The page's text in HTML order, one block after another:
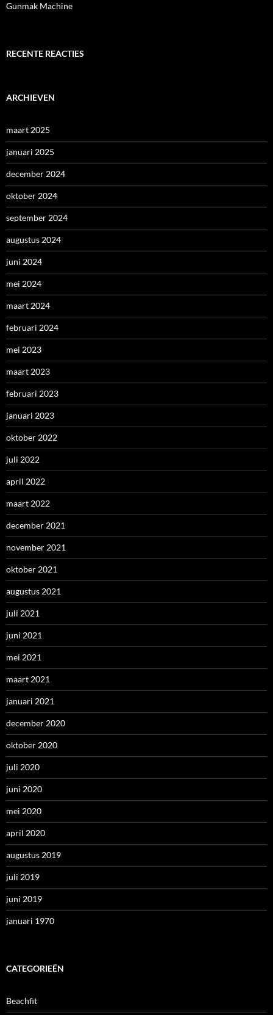
Gunmak Machine
RECENTE REACTIES
ARCHIEVEN
maart 2025
januari 2025
december 2024
oktober 2024
september 2024
augustus 2024
juni 2024
mei 2024
maart 2024
februari 2024
mei 2023
maart 2023
februari 2023
januari 2023
oktober 2022
juli 2022
april 2022
maart 2022
december 2021
november 2021
oktober 2021
augustus 2021
juli 2021
juni 2021
mei 2021
maart 2021
januari 2021
december 2020
oktober 2020
juli 2020
juni 2020
mei 2020
april 2020
augustus 2019
juli 2019
juni 2019
januari 1970
CATEGORIEËN
Beachfit